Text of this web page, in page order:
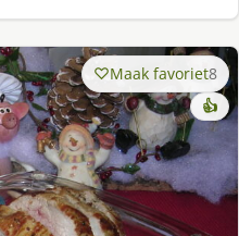
Maak favoriet8
👍